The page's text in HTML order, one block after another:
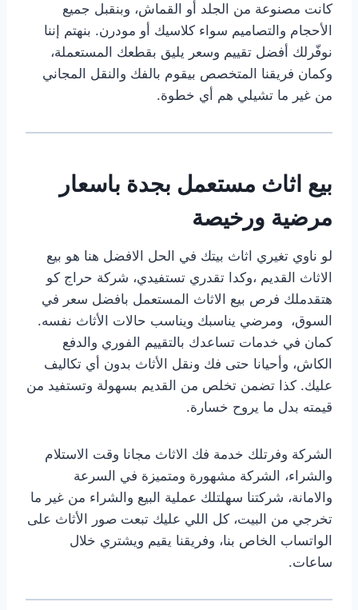
كانت مصنوعة من الجلد أو القماش، وبنقبل جميع
الأحجام والتصاميم سواء كلاسيك أو مودرن. بنهتم إننا
نوفّرلك أفضل تقييم وسعر يليق بقطعك المستعملة،
وكمان فريقنا المتخصص بيقوم بالفك والنقل المجاني
من غير ما تشيلي هم أي خطوة.
بيع اثاث مستعمل بجدة باسعار
مرضية ورخيصة
لو ناوي تغيري اثاث بيتك في الحل الافضل هنا هو بيع
الاثاث القديم ،وكدا تقدري تستفيدي، شركة حراج كو
هتقدملك فرص بيع الاثاث المستعمل بافضل سعر في
السوق، ومرضي يناسبك ويناسب حالات الأثاث نفسه.
كمان في خدمات تساعدك بالتقييم الفوري والدفع
الكاش، وأحيانا حتى فك ونقل الأثاث بدون أي تكاليف
عليك. كذا تضمن تخلص من القديم بسهولة وتستفيد من
قيمته بدل ما يروح خسارة.
الشركة وفرتلك خدمة فك الاثاث مجانا وقت الاستلام
والشراء، الشركة مشهورة ومتميزة في السرعة
والامانة، شركتنا سهلتلك عملية البيع والشراء من غير ما
تخرجي من البيت، كل اللي عليك تبعت صور الأثاث على
الواتساب الخاص بنا، وفريقنا يقيم ويشتري خلال
ساعات.